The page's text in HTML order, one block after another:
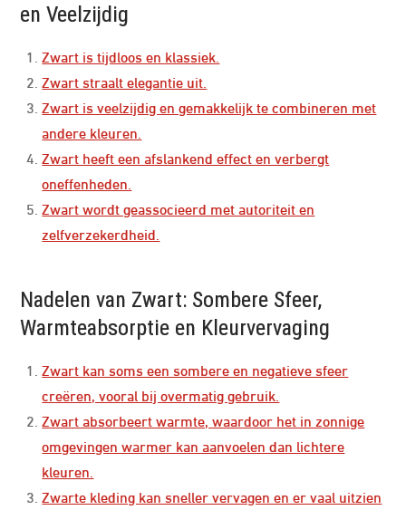
en Veelzijdig
Zwart is tijdloos en klassiek.
Zwart straalt elegantie uit.
Zwart is veelzijdig en gemakkelijk te combineren met
andere kleuren.
Zwart heeft een afslankend effect en verbergt
oneffenheden.
Zwart wordt geassocieerd met autoriteit en
zelfverzekerdheid.
Nadelen van Zwart: Sombere Sfeer,
Warmteabsorptie en Kleurvervaging
Zwart kan soms een sombere en negatieve sfeer
creëren, vooral bij overmatig gebruik.
Zwart absorbeert warmte, waardoor het in zonnige
omgevingen warmer kan aanvoelen dan lichtere
kleuren.
Zwarte kleding kan sneller vervagen en er vaal uitzien